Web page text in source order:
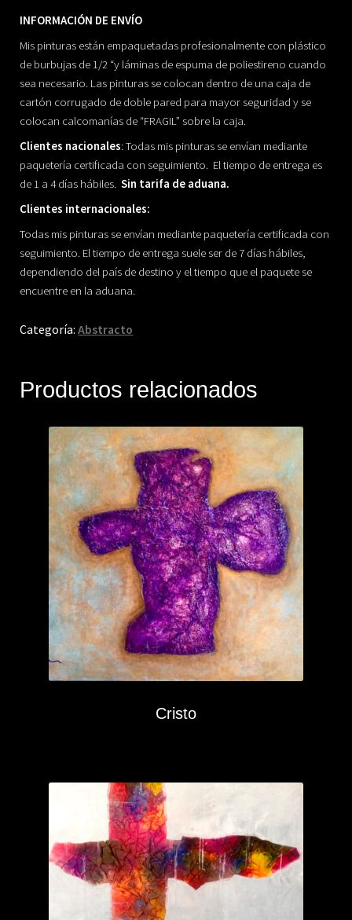
INFORMACIÓN DE ENVÍO
Mis pinturas están empaquetadas profesionalmente con plástico
de burbujas de 1/2 “y láminas de espuma de poliestireno cuando
sea necesario. Las pinturas se colocan dentro de una caja de
cartón corrugado de doble pared para mayor seguridad y se
colocan calcomanías de “FRAGIL” sobre la caja.
Clientes nacionales: Todas mis pinturas se envían mediante
paquetería certificada con seguimiento. El tiempo de entrega es
de 1 a 4 días hábiles.Sin tarifa de aduana.
Clientes internacionales:
Todas mis pinturas se envían mediante paquetería certificada con
seguimiento. El tiempo de entrega suele ser de 7 días hábiles,
dependiendo del país de destino y el tiempo que el paquete se
encuentre en la aduana.
Categoría:Abstracto
Productos relacionados
Cristo